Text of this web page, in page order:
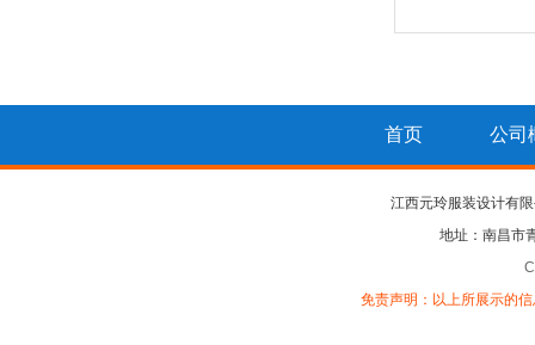
首页 公司
江西元玲服装设计有
地址：南昌市
免责声明：以上所展示的